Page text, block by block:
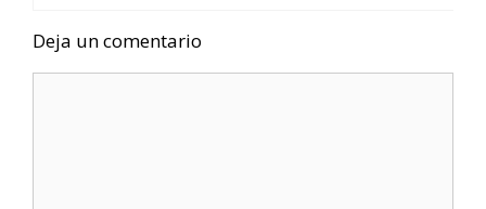
Deja un comentario